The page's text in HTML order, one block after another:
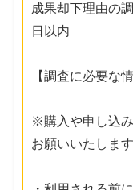
成果却下理由の
日以内
【調査に必要な
※購入や申し込
お願いいたします